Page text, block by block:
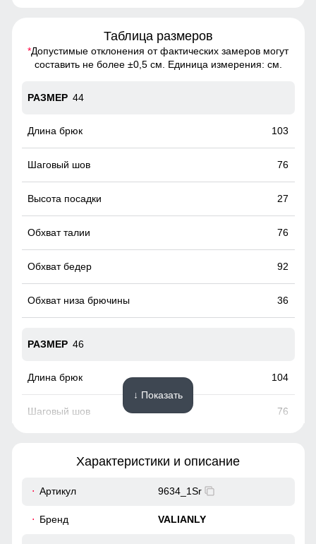
Таблица размеров
*Допустимые отклонения от фактических замеров могут
составить не более ±0,5 см. Единица измерения: см.
44
103
76
27
76
92
36
46
104
76
↓ Показать
Характеристики и описание
Артикул 9634_1Sr
Бренд VALIANLY